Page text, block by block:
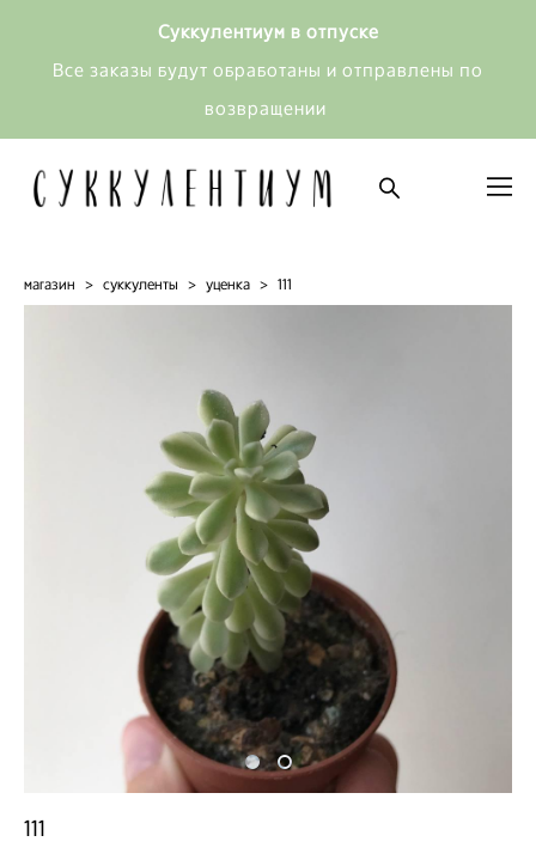
Суккулентиум в отпуске
Все заказы будут обработаны и отправлены по
возвращении
магазин > суккуленты > уценка > 111
111